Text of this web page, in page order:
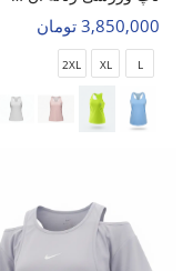
3,850,000 تومان
L
XL
2XL